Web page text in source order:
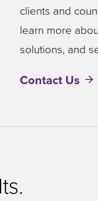
clients and
learn more
solutions, and
Contact Us